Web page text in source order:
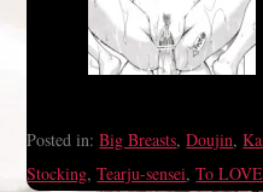
Posted in:Big Breasts,Doujin,
Stocking,Tearju-sensei,To